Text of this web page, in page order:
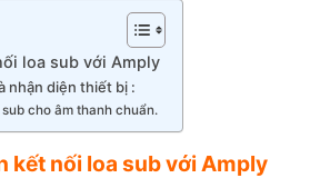
loa sub với Amply
nhận diện thiết bị :
cho âm thanh chuẩn.
kết nối loa sub với Amply